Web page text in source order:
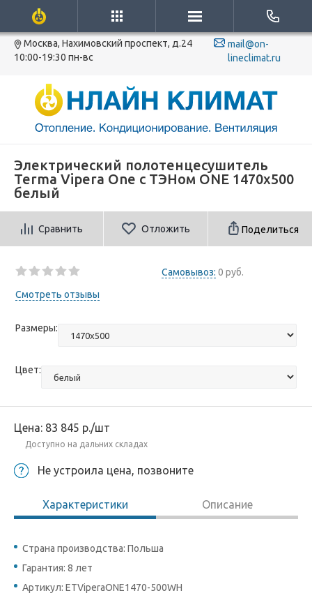
Москва, Нахимовский проспект, д.24
10:00-19:30 пн-вс
mail@on-
lineclimat.ru
Электрический полотенцесушитель
Terma Vipera One с ТЭНом ONE 1470x500
белый
Сравнить Отложить Поделиться
Самовывоз: 0 руб.
Смотреть отзывы
Размеры:
Цвет:
Цена: 83 845 р./шт
Доступно на дальних складах
Не устроила цена, позвоните
Характеристики Описание
Страна производства: Польша
Гарантия: 8 лет
Артикул: ETViperaONE1470-500WH